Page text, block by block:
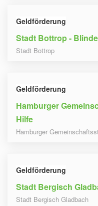
Geldförderung
Stadt Bottrop -
Stadt Bottrop
Geldförderung
Hamburger
Hilfe
Hamburger
Geldförderung
Stadt Bergisch
Stadt Bergisch Gladbach